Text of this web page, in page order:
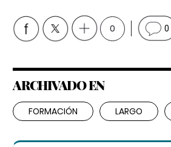
0 0
ARCHIVADO EN
FORMACIÓN LARGO